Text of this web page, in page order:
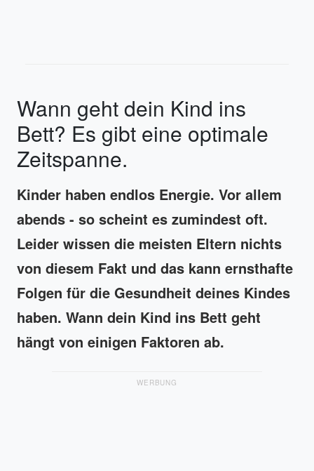
Wann geht dein Kind ins
Bett? Es gibt eine optimale
Zeitspanne.
Kinder haben endlos Energie. Vor allem
abends - so scheint es zumindest oft.
Leider wissen die meisten Eltern nichts
von diesem Fakt und das kann ernsthafte
Folgen für die Gesundheit deines Kindes
haben. Wann dein Kind ins Bett geht
hängt von einigen Faktoren ab.
WERBUNG